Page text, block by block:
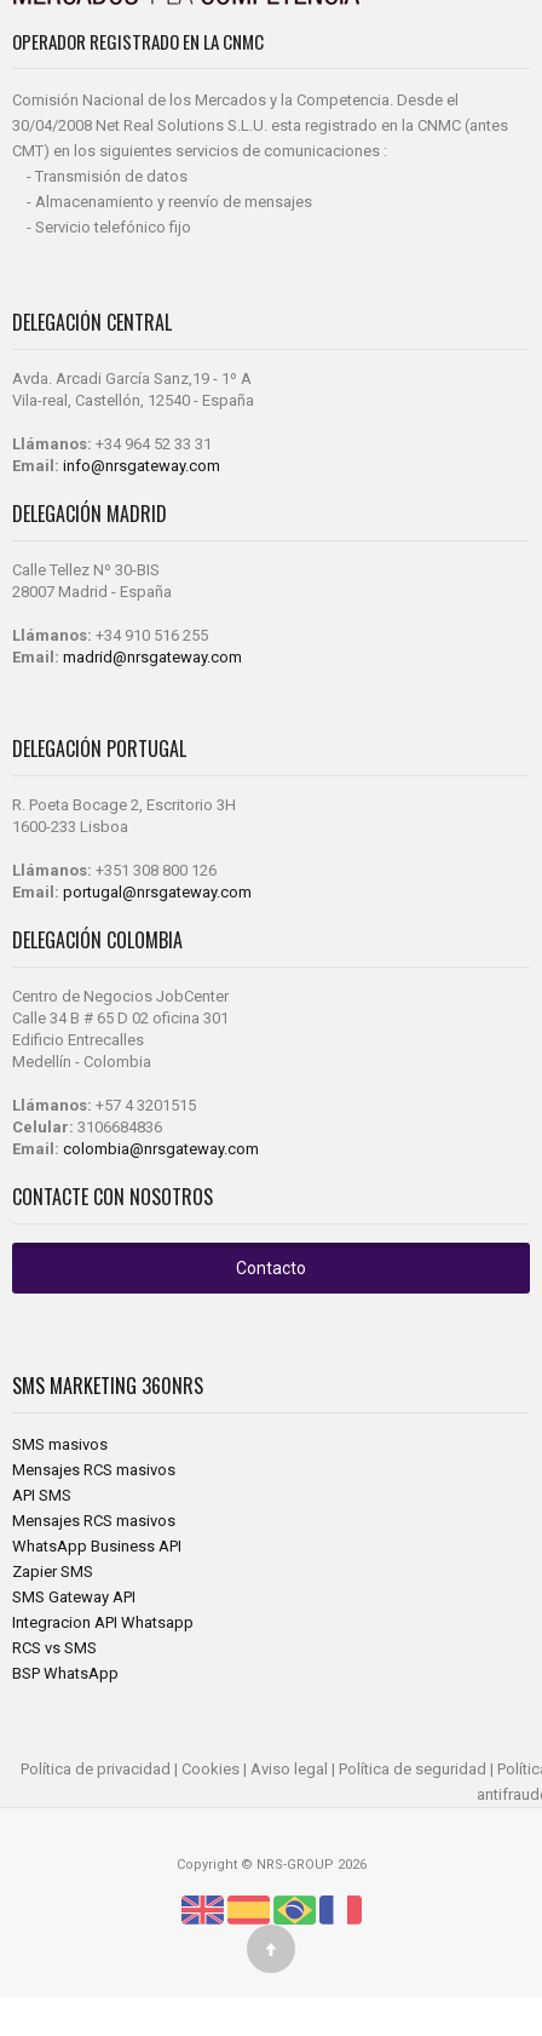
OPERADOR REGISTRADO EN LA CNMC
Comisión Nacional de los Mercados y la Competencia. Desde el
30/04/2008 Net Real Solutions S.L.U. esta registrado en la CNMC (antes
CMT) en los siguientes servicios de comunicaciones :
- Transmisión de datos
- Almacenamiento y reenvío de mensajes
- Servicio telefónico fijo
DELEGACIÓN CENTRAL
Avda. Arcadi García Sanz,19 - 1º A
Vila-real, Castellón, 12540 - España
Llámanos: +34 964 52 33 31
Email: info@nrsgateway.com
DELEGACIÓN MADRID
Calle Tellez Nº 30-BIS
28007 Madrid - España
Llámanos: +34 910 516 255
Email: madrid@nrsgateway.com
DELEGACIÓN PORTUGAL
R. Poeta Bocage 2, Escritorio 3H
1600-233 Lisboa
Llámanos: +351 308 800 126
Email: portugal@nrsgateway.com
DELEGACIÓN COLOMBIA
Centro de Negocios JobCenter
Calle 34 B # 65 D 02 oficina 301
Edificio Entrecalles
Medellín - Colombia
Llámanos: +57 4 3201515
Celular: 3106684836
Email: colombia@nrsgateway.com
CONTACTE CON NOSOTROS
Contacto
SMS MARKETING 360NRS
SMS masivos
Mensajes RCS masivos
API SMS
Mensajes RCS masivos
WhatsApp Business API
Zapier SMS
SMS Gateway API
Integracion API Whatsapp
RCS vs SMS
BSP WhatsApp
Política de privacidad | Cookies | Aviso legal | Política de seguridad |
Copyright © NRS-GROUP 2026